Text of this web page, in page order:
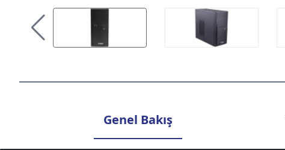
Genel Bakış